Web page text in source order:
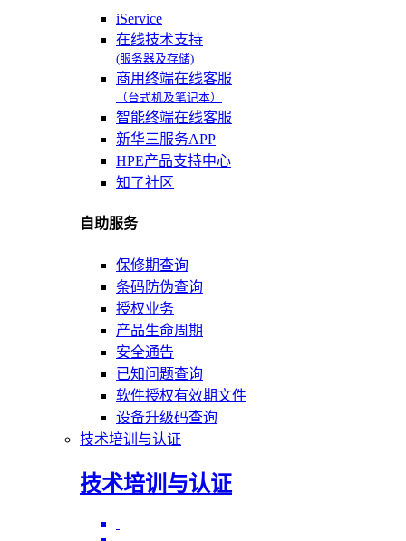
iService
在线技术支持
(服务器及存储)
商用终端在线客服
（台式机及笔记本）
智能终端在线客服
新华三服务APP
HPE产品支持中心
知了社区
自助服务
保修期查询
条码防伪查询
授权业务
产品生命周期
安全通告
已知问题查询
软件授权有效期文件
设备升级码查询
技术培训与认证
技术培训与认证